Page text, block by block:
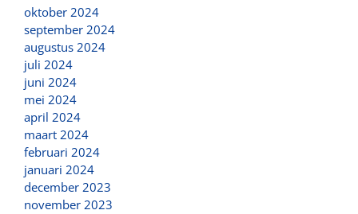
oktober 2024
september 2024
augustus 2024
juli 2024
juni 2024
mei 2024
april 2024
maart 2024
februari 2024
januari 2024
december 2023
november 2023